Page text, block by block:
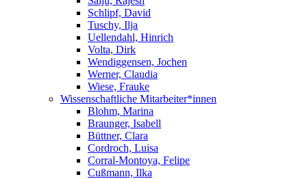
Schlipf, David
Tuschy, Ilja
Uellendahl, Hinrich
Volta, Dirk
Wendiggensen, Jochen
Werner, Claudia
Wiese, Frauke
Wissenschaftliche Mitarbeiter*innen
Blohm, Marina
Braunger, Isabell
Büttner, Clara
Cordroch, Luisa
Corral-Montoya, Felipe
Cußmann, Ilka